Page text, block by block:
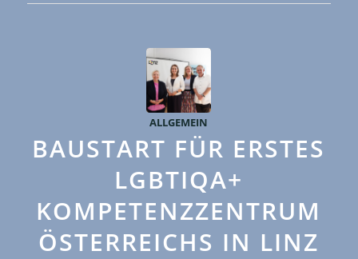
ALLGEMEIN
BAUSTART FÜR ERSTES
LGBTIQA+
KOMPETENZZENTRUM
ÖSTERREICHS IN LINZ